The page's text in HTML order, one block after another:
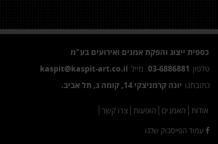
כספית ייצוג והפקת אמנים ואירועים בע"מ
טלפון 03-6886881 מייל kaspit@kaspit-art.co.il
כתובתנו יונה קרמניצקי 14, קומה ג, תל אביב.
אודות האמנים הופעות צרו קשר
עמוד הפייסבוק שלנו